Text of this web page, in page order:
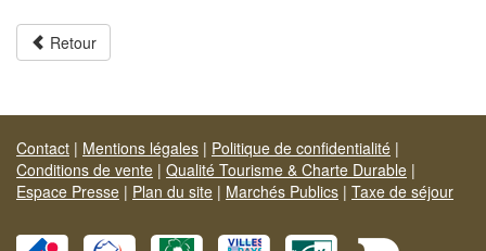
Retour
Contact | Mentions légales | Politique de confidentialité |
Conditions de vente | Qualité Tourisme & Charte Durable |
Espace Presse | Plan du site | Marchés Publics | Taxe de séjour